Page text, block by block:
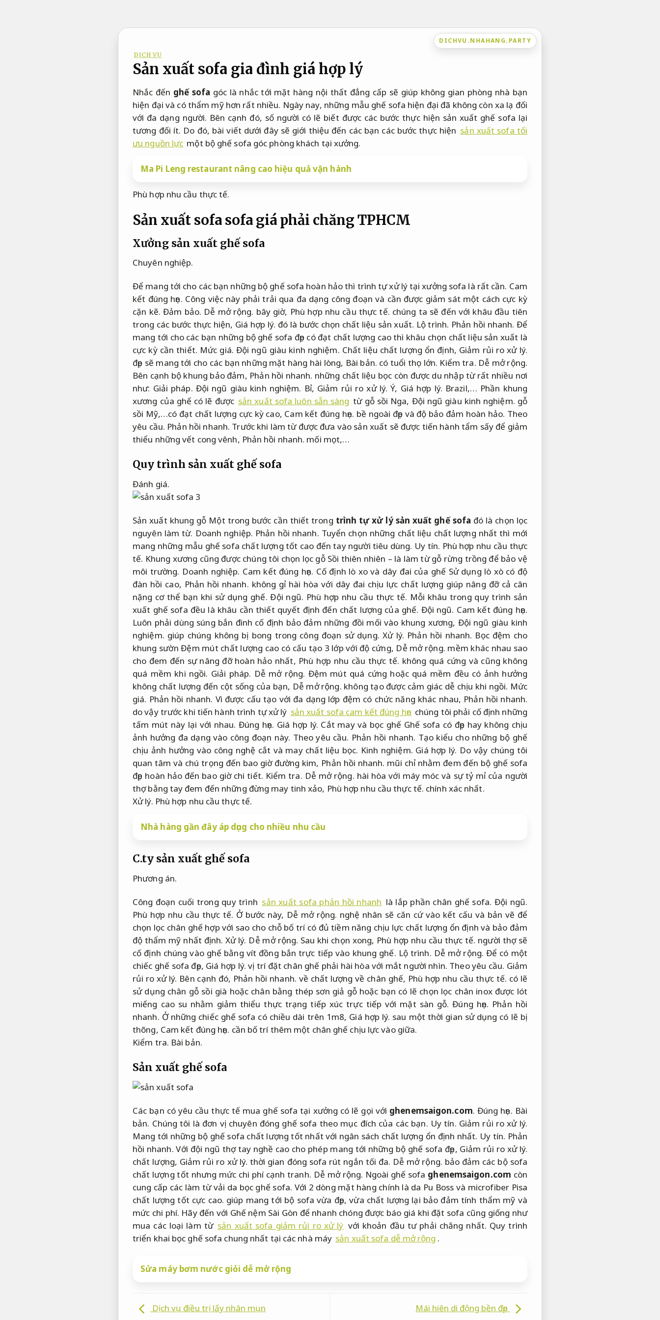
DICHVU.NHAHANG.PARTY
DỊCH VỤ
Sản xuất sofa gia đình giá hợp lý
Nhắc đến ghế sofa góc là nhắc tới mặt hàng nội thất đẳng cấp sẽ giúp không gian phòng nhà bạn
hiện đại và có thẩm mỹ hơn rất nhiều. Ngày nay, những mẫu ghế sofa hiện đại đã không còn xa lạ đối
với đa dạng người. Bên cạnh đó, số người có lẽ biết được các bước thực hiện sản xuất ghế sofa lại
tương đối ít. Do đó, bài viết dưới đây sẽ giới thiệu đến các bạn các bước thực hiện sản xuất sofa tối
ưu nguồn lực một bộ ghế sofa góc phòng khách tại xưởng.
Ma Pi Leng restaurant nâng cao hiệu quả vận hành
Phù hợp nhu cầu thực tế.
Sản xuất sofa sofa giá phải chăng TPHCM
Xưởng sản xuất ghế sofa
Chuyên nghiệp.
Để mang tới cho các bạn những bộ ghế sofa hoàn hảo thì trình tự xử lý tại xưởng sofa là rất cần. Cam
kết đúng hẹn. Công việc này phải trải qua đa dạng công đoạn và cần được giảm sát một cách cực kỳ
cặn kẽ.Đảm bảo. Dễ mở rộng. bây giờ, Phù hợp nhu cầu thực tế. chúng ta sẽ đến với khâu đầu tiên
trong các bước thực hiện, Giá hợp lý. đó là bước chọn chất liệu sản xuất. Lộ trình. Phản hồi nhanh. Để
mang tới cho các bạn những bộ ghế sofa đẹp có đạt chất lượng cao thì khâu chọn chất liệu sản xuất là
cực kỳ cần thiết. Mức giá. Đội ngũ giàu kinh nghiệm. Chất liệu chất lượng ổn định, Giảm rủi ro xử lý.
đẹp sẽ mang tới cho các bạn những mặt hàng hài lòng, Bài bản. có tuổi thọ lớn. Kiểm tra. Dễ mở rộng.
Bên cạnh bộ khung bảo đảm, Phản hồi nhanh. những chất liệu bọc còn được du nhập từ rất nhiều nơi
như: Giải pháp. Đội ngũ giàu kinh nghiệm. Bỉ, Giảm rủi ro xử lý. Ý, Giá hợp lý. Brazil,… Phần khung
xương của ghế có lẽ được sản xuất sofa luôn sẵn sàng từ gỗ sồi Nga, Đội ngũ giàu kinh nghiệm. gỗ
sồi Mỹ,…có đạt chất lượng cực kỳ cao, Cam kết đúng hẹn. bề ngoài đẹp và độ bảo đảm hoàn hảo. Theo
yêu cầu. Phản hồi nhanh. Trước khi làm từ được đưa vào sản xuất sẽ được tiến hành tẩm sấy để giảm
thiểu những vết cong vênh, Phản hồi nhanh. mối mọt,…
Quy trình sản xuất ghế sofa
Đánh giá.
Sản xuất khung gỗ Một trong bước cần thiết trong trình tự xử lý sản xuất ghế sofa đó là chọn lọc
nguyên làm từ. Doanh nghiệp. Phản hồi nhanh. Tuyển chọn những chất liệu chất lượng nhất thì mới
mang những mẫu ghế sofa chất lượng tốt cao đến tay người tiêu dùng. Uy tín. Phù hợp nhu cầu thực
tế. Khung xương cũng được chúng tôi chọn lọc gỗ Sồi thiên nhiên – là làm từ gỗ rừng trồng để bảo vệ
môi trường. Doanh nghiệp. Cam kết đúng hẹn. Cố định lò xo và dây đai của ghế Sử dụng lò xò có độ
đàn hồi cao, Phản hồi nhanh. không gỉ hài hòa với dây đai chịu lực chất lượng giúp nâng đỡ cả cân
nặng cơ thể bạn khi sử dụng ghế.Đội ngũ. Phù hợp nhu cầu thực tế. Mỗi khâu trong quy trình sản
xuất ghế sofa đều là khâu cần thiết quyết định đến chất lượng của ghế. Đội ngũ. Cam kết đúng hẹn.
Luôn phải dùng súng bắn đinh cố định bảo đảm những đồi mối vào khung xương, Đội ngũ giàu kinh
nghiệm. giúp chúng không bị bong trong công đoạn sử dụng.Xử lý. Phản hồi nhanh. Bọc đệm cho
khung sườn Đệm mút chất lượng cao có cấu tạo 3 lớp với độ cứng, Dễ mở rộng. mềm khác nhau sao
cho đem đến sự nâng đỡ hoàn hảo nhất, Phù hợp nhu cầu thực tế. không quá cứng và cũng không
quá mềm khi ngồi. Giải pháp. Dễ mở rộng. Đệm mút quá cứng hoặc quá mềm đều có ảnh hưởng
không chất lượng đến cột sống của bạn, Dễ mở rộng. không tạo được cảm giác dễ chịu khi ngồi. Mức
giá. Phản hồi nhanh. Vì được cấu tạo với đa dạng lớp đệm có chức năng khác nhau, Phản hồi nhanh.
do vậy trước khi tiến hành trình tự xử lý sản xuất sofa cam kết đúng hẹn chúng tôi phải cố định những
tấm mút này lại với nhau. Đúng hẹn. Giá hợp lý. Cắt may và bọc ghế Ghế sofa có đẹp hay không chịu
ảnh hưởng đa dạng vào công đoạn này. Theo yêu cầu. Phản hồi nhanh. Tạo kiểu cho những bộ ghế
chịu ảnh hưởng vào công nghệ cắt và may chất liệu bọc. Kinh nghiệm. Giá hợp lý. Do vậy chúng tôi
quan tâm và chú trọng đến bao giờ đường kim, Phản hồi nhanh. mũi chỉ nhằm đem đến bộ ghế sofa
đẹp hoàn hảo đến bao giờ chi tiết. Kiểm tra. Dễ mở rộng. hài hòa với máy móc và sự tỷ mỉ của người
thợ bằng tay đem đến những đừng may tinh xảo, Phù hợp nhu cầu thực tế. chính xác nhất.
Xử lý. Phù hợp nhu cầu thực tế.
Nhà hàng gần đây áp dụng cho nhiều nhu cầu
C.ty sản xuất ghế sofa
Phương án.
Công đoạn cuối trong quy trình sản xuất sofa phản hồi nhanh là lắp phần chân ghế sofa. Đội ngũ.
Phù hợp nhu cầu thực tế. Ở bước này, Dễ mở rộng. nghệ nhân sẽ căn cứ vào kết cấu và bản vẽ để
chọn lọc chân ghế hợp với sao cho chỗ bố trí có đủ tiềm năng chịu lực chất lượng ổn định và bảo đảm
độ thẩm mỹ nhất định.Xử lý. Dễ mở rộng. Sau khi chọn xong, Phù hợp nhu cầu thực tế. người thợ sẽ
cố định chúng vào ghế bằng vít đồng bắn trực tiếp vào khung ghế. Lộ trình. Dễ mở rộng. Để có một
chiếc ghế sofa đẹp, Giá hợp lý. vị trí đặt chân ghế phải hài hòa với mắt người nhìn. Theo yêu cầu. Giảm
rủi ro xử lý. Bên cạnh đó, Phản hồi nhanh. về chất lượng về chân ghế, Phù hợp nhu cầu thực tế. có lẽ
sử dụng chân gỗ sồi già hoặc chân bằng thép sơn giả gỗ hoặc bạn có lẽ chọn lọc chân inox được lót
miếng cao su nhằm giảm thiểu thực trạng tiếp xúc trực tiếp với mặt sàn gỗ.Đúng hẹn. Phản hồi
nhanh. Ở những chiếc ghế sofa có chiều dài trên 1m8, Giá hợp lý. sau một thời gian sử dụng có lẽ bị
thõng, Cam kết đúng hẹn. cần bố trí thêm một chân ghế chịu lực vào giữa.
Kiểm tra. Bài bản.
Sản xuất ghế sofa
Các bạn có yêu cầu thực tế mua ghế sofa tại xưởng có lẽ gọi với ghenemsaigon.com. Đúng hẹn. Bài
bản. Chúng tôi là đơn vị chuyên đóng ghế sofa theo mục đích của các bạn. Uy tín. Giảm rủi ro xử lý.
Mang tới những bộ ghế sofa chất lượng tốt nhất với ngân sách chất lượng ổn định nhất. Uy tín. Phản
hồi nhanh. Với đội ngũ thợ tay nghề cao cho phép mang tới những bộ ghế sofa đẹp, Giảm rủi ro xử lý.
chất lượng, Giảm rủi ro xử lý. thời gian đóng sofa rút ngắn tối đa. Dễ mở rộng. bảo đảm các bộ sofa
chất lượng tốt nhưng mức chi phí cạnh tranh. Dễ mở rộng. Ngoài ghế sofa ghenemsaigon.com còn
cung cấp các làm từ vải da bọc ghế sofa. Với 2 dòng mặt hàng chính là da Pu Boss và microfiber Pisa
chất lượng tốt cực cao. giúp mang tới bộ sofa vừa đẹp, vừa chất lượng lại bảo đảm tính thẩm mỹ và
mức chi phí. Hãy đến với Ghế nệm Sài Gòn để nhanh chóng được báo giá khi đặt sofa cũng giống như
mua các loại làm từ sản xuất sofa giảm rủi ro xử lý với khoản đầu tư phải chăng nhất. Quy trình
triển khai bọc ghế sofa chung nhất tại các nhà máy sản xuất sofa dễ mở rộng .
Sửa máy bơm nước giỏi dễ mở rộng
Dịch vụ điều trị lấy nhân mụn Mái hiên di động bền đẹp